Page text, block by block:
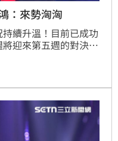
：來勢洶洶
持續升溫！目前已成功
迎來第五週的對決，
忍不住直呼：「來勢
得評審陳子鴻高度肯
現也讓盧錦煥的擂台
否順利完成第五週衛